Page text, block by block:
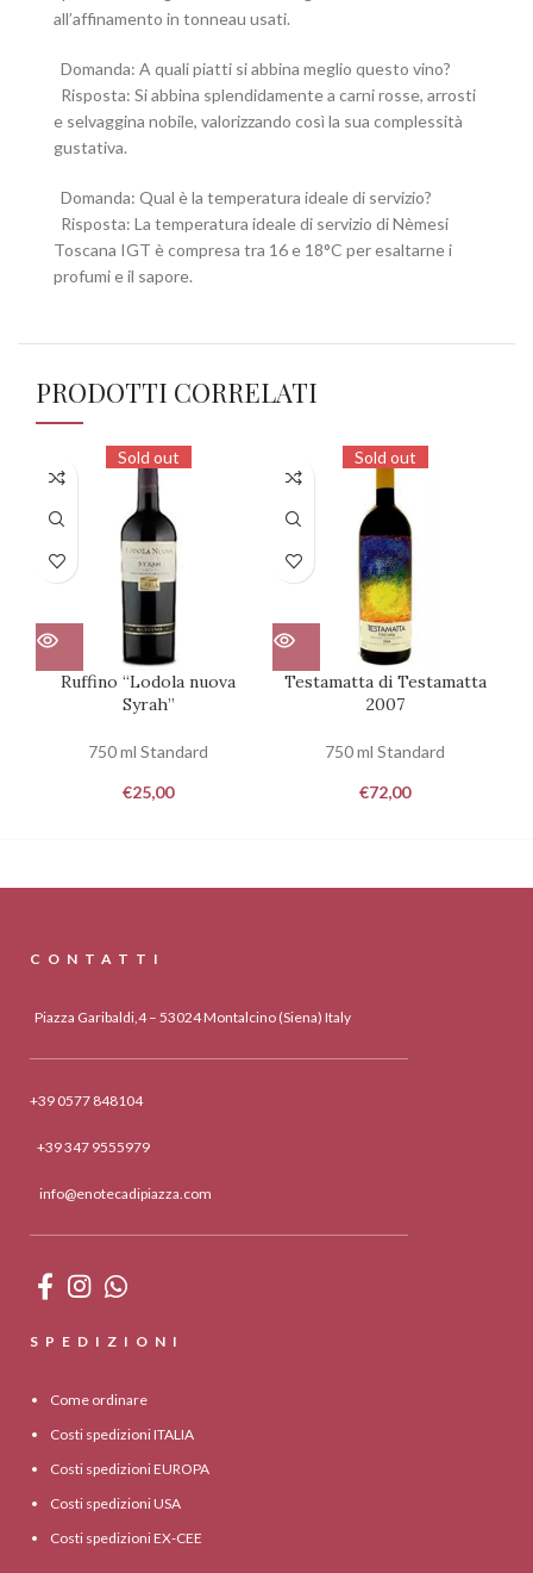
all’affinamento in tonneau usati.
Domanda: A quali piatti si abbina meglio questo vino?
Risposta: Si abbina splendidamente a carni rosse, arrosti
e selvaggina nobile, valorizzando così la sua complessità
gustativa.
Domanda: Qual è la temperatura ideale di servizio?
Risposta: La temperatura ideale di servizio di Nèmesi
Toscana IGT è compresa tra 16 e 18°C per esaltarne i
profumi e il sapore.
PRODOTTI CORRELATI
Sold out
Ruffino “Lodola nuova
Syrah”
750 ml Standard
€25,00
Sold out
Testamatta di Testamatta
2007
750 ml Standard
€72,00
CONTATTI
Piazza Garibaldi,4 – 53024 Montalcino (Siena) Italy
+39 0577 848104
+39 347 9555979
info@enotecadipiazza.com
SPEDIZIONI
Come ordinare
Costi spedizioni ITALIA
Costi spedizioni EUROPA
Costi spedizioni USA
Costi spedizioni EX-CEE